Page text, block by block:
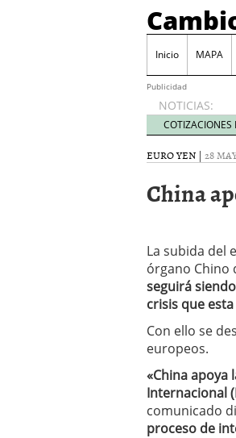
Inicio MAPA
Publicidad
NOTICIAS:
COTIZACIONES
EURO YEN | 28
China
La subida del
órgano Chino
seguirá
crisis que
Con ello se
europeos.
«China apoya
Internacional
comunicado
proceso de